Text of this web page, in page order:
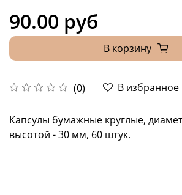
(0) В избранное
90.00 руб
В корзину
Капсулы бумажные круглые,
высотой - 30 мм, 60 штук.